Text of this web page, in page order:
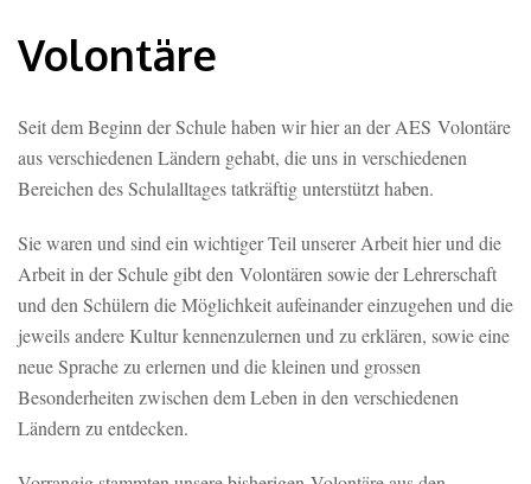
Volontäre
Seit dem Beginn der Schule haben wir hier an der AES Volontäre
aus verschiedenen Ländern gehabt, die uns in verschiedenen
Bereichen des Schulalltages tatkräftig unterstützt haben.
Sie waren und sind ein wichtiger Teil unserer Arbeit hier und die
Arbeit in der Schule gibt den Volontären sowie der Lehrerschaft
und den Schülern die Möglichkeit aufeinander einzugehen und die
jeweils andere Kultur kennenzulernen und zu erklären, sowie eine
neue Sprache zu erlernen und die kleinen und grossen
Besonderheiten zwischen dem Leben in den verschiedenen
Ländern zu entdecken.